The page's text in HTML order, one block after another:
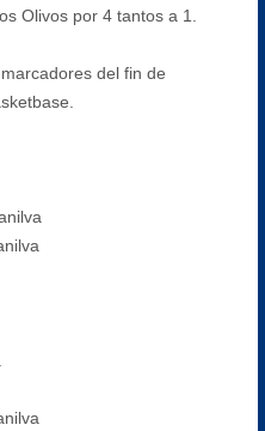
Olivos por 4 tantos a 1.
del fin de